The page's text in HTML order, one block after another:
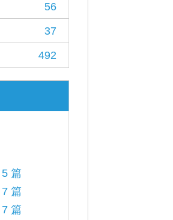
56
37
492
7 篇
7 篇
5 篇